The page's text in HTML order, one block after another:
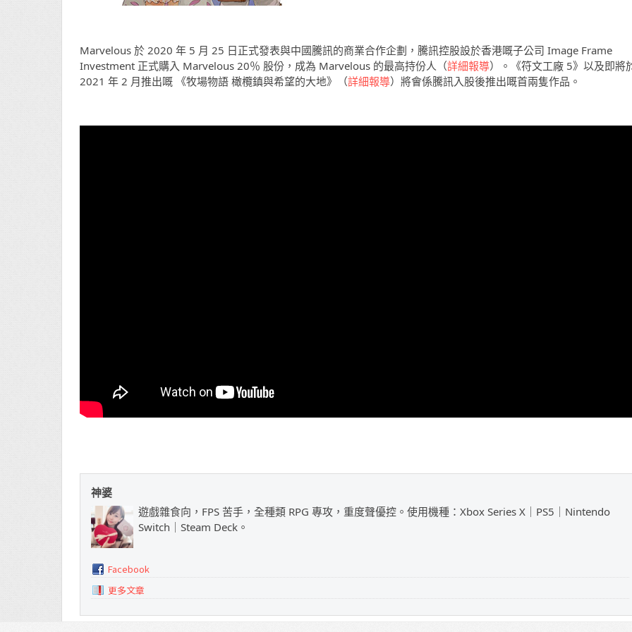
Marvelous 於 2020 年 5 月 25 日正式發表與中國騰訊的商業合作企劃，騰訊控股設於香港嘅子公司 Image Frame
Investment 正式購入 Marvelous 20％ 股份，成為 Marvelous 的最高持份人（詳細報導）。《符文工廠 5》以及即將
2021 年 2 月推出嘅 《牧場物語 橄欖鎮與希望的大地》（詳細報導）將會係騰訊入股後推出嘅首兩隻作品。
神婆
遊戲雜食向，FPS 苦手，全種類 RPG 專攻，重度聲優控。使用機種：Xbox Series X｜PS5｜Nintendo
Switch｜Steam Deck。
Facebook
更多文章